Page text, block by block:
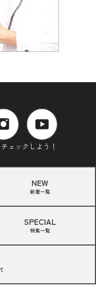
ェックしよう！
NEW
新着一覧
SPECIAL
特集一覧